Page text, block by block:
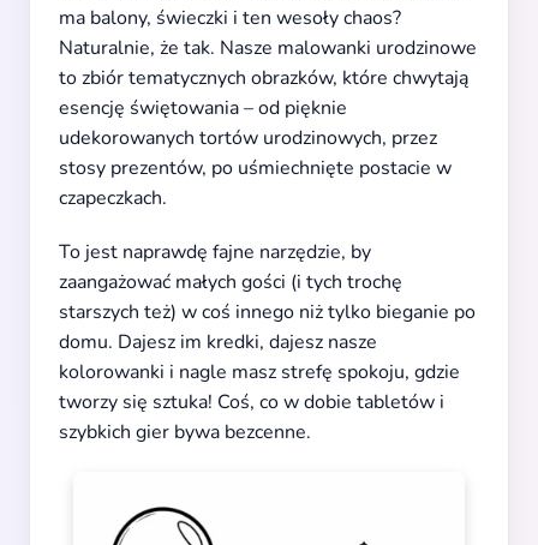
ma balony, świeczki i ten wesoły chaos?
Naturalnie, że tak. Nasze malowanki urodzinowe
to zbiór tematycznych obrazków, które chwytają
esencję świętowania – od pięknie
udekorowanych tortów urodzinowych, przez
stosy prezentów, po uśmiechnięte postacie w
czapeczkach.
To jest naprawdę fajne narzędzie, by
zaangażować małych gości (i tych trochę
starszych też) w coś innego niż tylko bieganie po
domu. Dajesz im kredki, dajesz nasze
kolorowanki i nagle masz strefę spokoju, gdzie
tworzy się sztuka! Coś, co w dobie tabletów i
szybkich gier bywa bezcenne.